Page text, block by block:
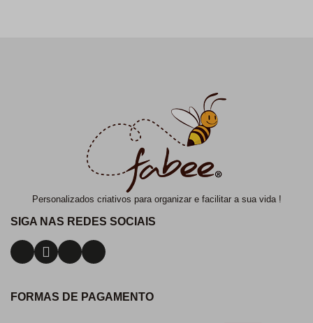
Personalizados criativos para organizar e facilitar a sua vida !
SIGA NAS REDES SOCIAIS
FORMAS DE PAGAMENTO